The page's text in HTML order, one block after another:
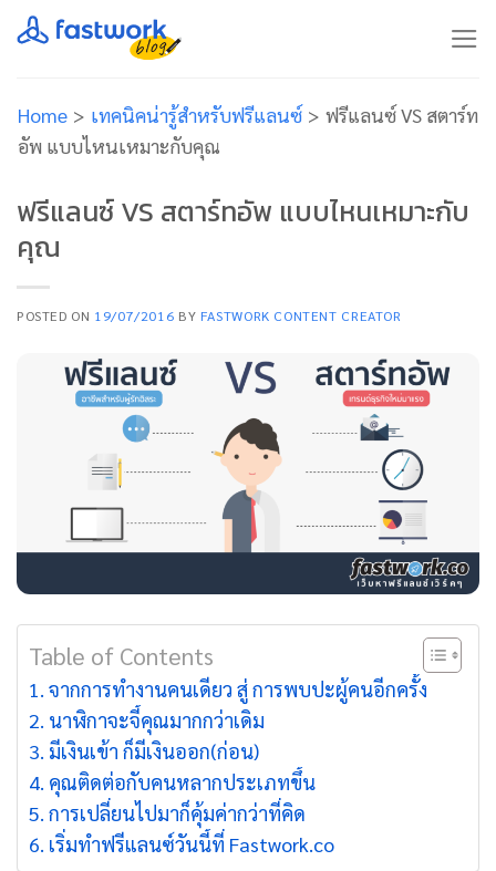
Skip
to
Home > เทคนิคน่ารู้สำหรับฟรีแลนซ์ > ฟรีแลนซ์ VS สตาร์ท
อัพ แบบไหนเหมาะกับคุณ
ฟรีแลนซ์ VS สตาร์ทอัพ แบบไหนเหมาะกับ
คุณ
POSTED ON 19/07/2016 BY FASTWORK CONTENT CREATOR
Table of Contents
จากการทำงานคนเดียว สู่ การพบปะผู้คนอีกครั้ง
นาฬิกาจะจี้คุณมากกว่าเดิม
มีเงินเข้า ก็มีเงินออก(ก่อน)
คุณติดต่อกับคนหลากประเภทขึ้น
การเปลี่ยนไปมาก็คุ้มค่ากว่าที่คิด
เริ่มทำฟรีแลนซ์วันนี้ที่ Fastwork.co